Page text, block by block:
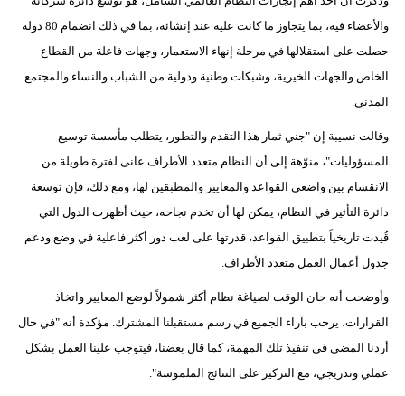
والأعضاء فيه، بما يتجاوز ما كانت عليه عند إنشائه، بما في ذلك انضمام 80 دولة
حصلت على استقلالها في مرحلة إنهاء الاستعمار، وجهات فاعلة من القطاع
الخاص والجهات الخيرية، وشبكات وطنية ودولية من الشباب والنساء والمجتمع
المدني.
وقالت نسيبة إن "جني ثمار هذا التقدم والتطور، يتطلب مأسسة توسيع
المسؤوليات"، منوّهة إلى أن النظام متعدد الأطراف عانى لفترة طويلة من
الانقسام بين واضعي القواعد والمعايير والمطبقين لها، ومع ذلك، فإن توسعة
دائرة التأثير في النظام، يمكن لها أن تخدم نجاحه، حيث أظهرت الدول التي
قُيدت تاريخياً بتطبيق القواعد، قدرتها على لعب دور أكثر فاعلية في وضع ودعم
جدول أعمال العمل متعدد الأطراف.
وأوضحت أنه حان الوقت لصياغة نظام أكثر شمولاً لوضع المعايير واتخاذ
القرارات، يرحب بآراء الجميع في رسم مستقبلنا المشترك. مؤكدة أنه "في حال
أردنا المضي في تنفيذ تلك المهمة، كما قال بعضنا، فيتوجب علينا العمل بشكل
عملي وتدريجي، مع التركيز على النتائج الملموسة".